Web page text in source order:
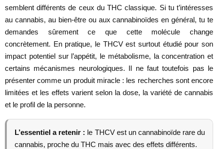
semblent différents de ceux du THC classique. Si tu t’intéresses
au cannabis, au bien-être ou aux cannabinoïdes en général, tu te
demandes sûrement ce que cette molécule change
concrètement. En pratique, le THCV est surtout étudié pour son
impact potentiel sur l’appétit, le métabolisme, la concentration et
certains mécanismes neurologiques. Il ne faut toutefois pas le
présenter comme un produit miracle : les recherches sont encore
limitées et les effets varient selon la dose, la variété de cannabis
et le profil de la personne.
L’essentiel a retenir : le THCV est un cannabinoïde rare du
cannabis, proche du THC mais avec des effets différents.